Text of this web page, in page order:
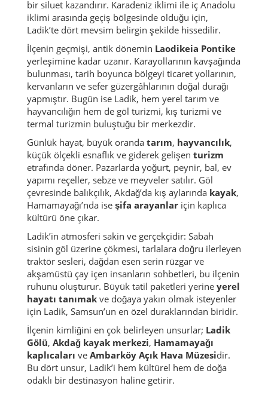
bir siluet kazandırır. Karadeniz iklimi ile iç Anadolu
iklimi arasında geçiş bölgesinde olduğu için,
Ladik’te dört mevsim belirgin şekilde hissedilir.
İlçenin geçmişi, antik dönemin Laodikeia Pontike
yerleşimine kadar uzanır. Karayollarının kavşağında
bulunması, tarih boyunca bölgeyi ticaret yollarının,
kervanların ve sefer güzergâhlarının doğal durağı
yapmıştır. Bugün ise Ladik, hem yerel tarım ve
hayvancılığın hem de göl turizmi, kış turizmi ve
termal turizmin buluştuğu bir merkezdir.
Günlük hayat, büyük oranda tarım, hayvancılık,
küçük ölçekli esnaflık ve giderek gelişen turizm
etrafında döner. Pazarlarda yoğurt, peynir, bal, ev
yapımı reçeller, sebze ve meyveler satılır. Göl
çevresinde balıkçılık, Akdağ’da kış aylarında kayak,
Hamamayağı’nda ise şifa arayanlar için kaplıca
kültürü öne çıkar.
Ladik’in atmosferi sakin ve gerçekçidir: Sabah
sisinin göl üzerine çökmesi, tarlalara doğru ilerleyen
traktör sesleri, dağdan esen serin rüzgar ve
akşamüstü çay içen insanların sohbetleri, bu ilçenin
ruhunu oluşturur. Büyük tatil paketleri yerine yerel
hayatı tanımak ve doğaya yakın olmak isteyenler
için Ladik, Samsun’un en özel duraklarından biridir.
İlçenin kimliğini en çok belirleyen unsurlar; Ladik
Gölü, Akdağ kayak merkezi, Hamamayağı
kaplıcaları ve Ambarköy Açık Hava Müzesidir.
Bu dört unsur, Ladik’i hem kültürel hem de doğa
odaklı bir destinasyon haline getirir.